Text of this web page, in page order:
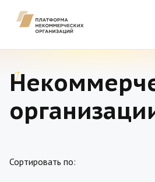
Сортировать по: